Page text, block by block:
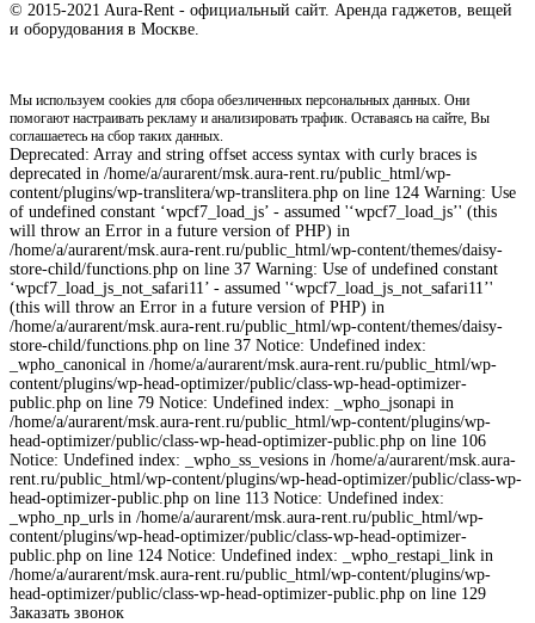
© 2015-2021 Aura-Rent - официальный сайт. Аренда гаджетов, вещей
и оборудования в Москве.
Мы используем cookies для сбора обезличенных персональных данных. Они
помогают настраивать рекламу и анализировать трафик. Оставаясь на сайте, Вы
соглашаетесь на сбор таких данных.
Deprecated: Array and string offset access syntax with curly braces is
deprecated in /home/a/aurarent/msk.aura-rent.ru/public_html/wp-
content/plugins/wp-translitera/wp-translitera.php on line 124 Warning: Use
of undefined constant ‘wpcf7_load_js’ - assumed '‘wpcf7_load_js’' (this
will throw an Error in a future version of PHP) in
/home/a/aurarent/msk.aura-rent.ru/public_html/wp-content/themes/daisy-
store-child/functions.php on line 37 Warning: Use of undefined constant
‘wpcf7_load_js_not_safari11’ - assumed '‘wpcf7_load_js_not_safari11’'
(this will throw an Error in a future version of PHP) in
/home/a/aurarent/msk.aura-rent.ru/public_html/wp-content/themes/daisy-
store-child/functions.php on line 37 Notice: Undefined index:
_wpho_canonical in /home/a/aurarent/msk.aura-rent.ru/public_html/wp-
content/plugins/wp-head-optimizer/public/class-wp-head-optimizer-
public.php on line 79 Notice: Undefined index: _wpho_jsonapi in
/home/a/aurarent/msk.aura-rent.ru/public_html/wp-content/plugins/wp-
head-optimizer/public/class-wp-head-optimizer-public.php on line 106
Notice: Undefined index: _wpho_ss_vesions in /home/a/aurarent/msk.aura-
rent.ru/public_html/wp-content/plugins/wp-head-optimizer/public/class-wp-
head-optimizer-public.php on line 113 Notice: Undefined index:
_wpho_np_urls in /home/a/aurarent/msk.aura-rent.ru/public_html/wp-
content/plugins/wp-head-optimizer/public/class-wp-head-optimizer-
public.php on line 124 Notice: Undefined index: _wpho_restapi_link in
/home/a/aurarent/msk.aura-rent.ru/public_html/wp-content/plugins/wp-
head-optimizer/public/class-wp-head-optimizer-public.php on line 129
Заказать звонок